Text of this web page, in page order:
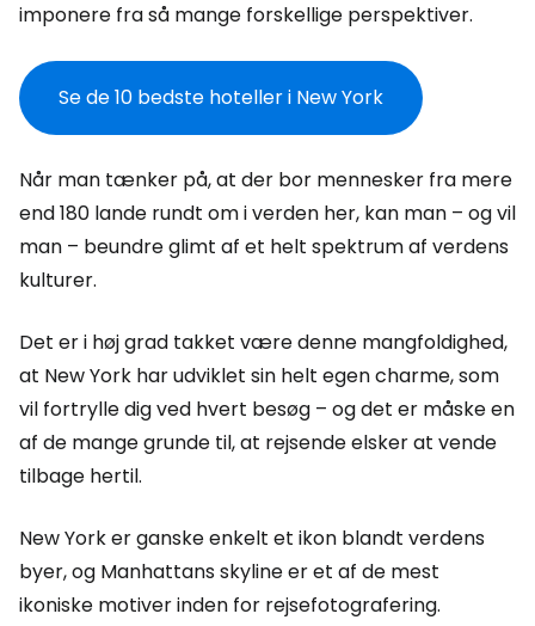
imponere fra så mange forskellige perspektiver.
Se de 10 bedste hoteller i New York
Når man tænker på, at der bor mennesker fra mere
end 180 lande rundt om i verden her, kan man – og vil
man – beundre glimt af et helt spektrum af verdens
kulturer.
Det er i høj grad takket være denne mangfoldighed,
at New York har udviklet sin helt egen charme, som
vil fortrylle dig ved hvert besøg – og det er måske en
af de mange grunde til, at rejsende elsker at vende
tilbage hertil.
New York er ganske enkelt et ikon blandt verdens
byer, og Manhattans skyline er et af de mest
ikoniske motiver inden for rejsefotografering.